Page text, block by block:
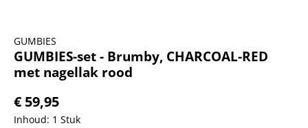
GUMBIES
GUMBIES-set - Brumby, CHARCOAL-RED
met nagellak rood
€ 59,95
Inhoud: 1 Stuk